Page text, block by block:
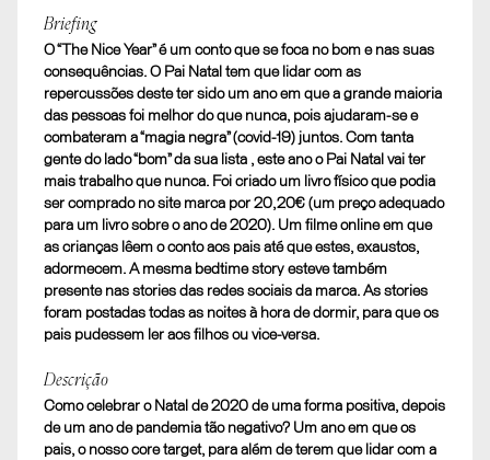
D. CRAFT. Copy
Briefing
O “The Nice Year” é um conto que se foca no bom e nas suas
consequências. O Pai Natal tem que lidar com as
repercussões deste ter sido um ano em que a grande maioria
das pessoas foi melhor do que nunca, pois ajudaram-se e
combateram a “magia negra” (covid-19) juntos. Com tanta
gente do lado “bom” da sua lista , este ano o Pai Natal vai ter
mais trabalho que nunca. Foi criado um livro físico que podia
ser comprado no site marca por 20,20€ (um preço adequado
para um livro sobre o ano de 2020). Um filme online em que
as crianças lêem o conto aos pais até que estes, exaustos,
adormecem. A mesma bedtime story esteve também
presente nas stories das redes sociais da marca. As stories
foram postadas todas as noites à hora de dormir, para que os
pais pudessem ler aos filhos ou vice-versa.
Descrição
Como celebrar o Natal de 2020 de uma forma positiva, depois
de um ano de pandemia tão negativo? Um ano em que os
pais, o nosso core target, para além de terem que lidar com a